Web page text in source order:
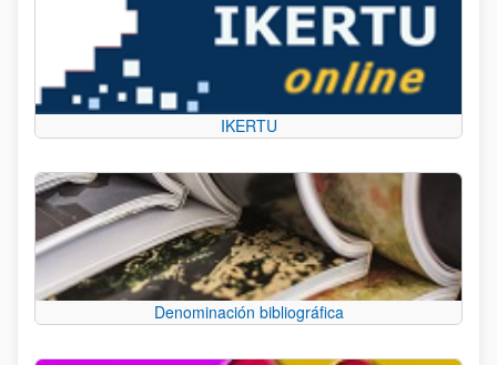
IKERTU
Denominación bibliográfica